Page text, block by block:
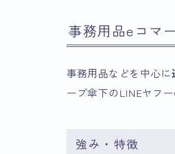
事務用品eコマ
事務用品などを中心に
ープ傘下のLINEヤフ
強み・特徴